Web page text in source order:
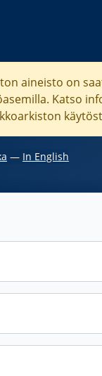
aineisto on
Katso
― In English